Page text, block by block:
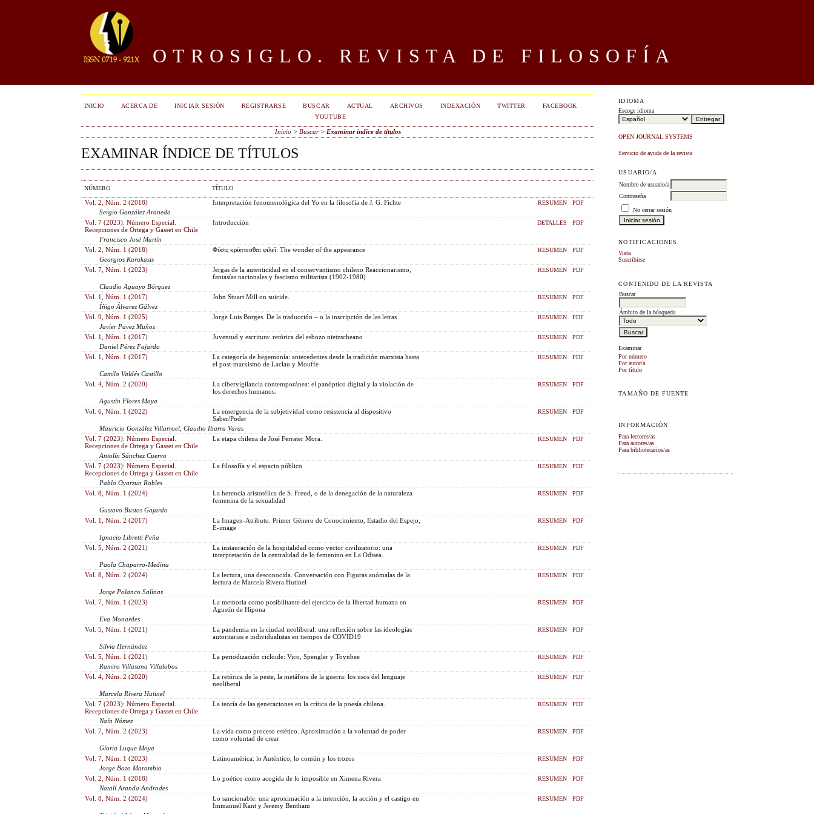
OTROSIGLO. REVISTA DE FILOSOFÍA
IDIOMA
Escoge idioma
OPEN JOURNAL SYSTEMS
Servicio de ayuda de la revista
USUARIO/A
Nombre de usuario/a
Contraseña
No cerrar sesión
NOTIFICACIONES
Vista
Suscribirse
CONTENIDO DE LA REVISTA
Buscar
Ámbito de la búsqueda
Examinar
Por número
Por autor/a
Por título
TAMAÑO DE FUENTE
INFORMACIÓN
Para lectores/as
Para autores/as
Para bibliotecarios/as
INICIO ACERCA DE INICIAR SESIÓN REGISTRARSE BUSCAR ACTUAL ARCHIVOS INDEXACIÓN TWITTER
FACEBOOK
YOUTUBE
Inicio> Buscar> Examinar índice de títulos
EXAMINAR ÍNDICE DE TÍTULOS
NÚMERO TÍTULO
Vol. 2, Núm. 2 (2018) Interpretación fenomenológica del Yo en la filosofía de J. G. Fichte RESUMEN PDF
Sergio González Araneda
Vol. 7 (2023): Número Especial.
Recepciones de Ortega y Gasset en Chile
Introducción DETALLES PDF
Francisco José Martín
Vol. 2, Núm. 1 (2018)
Φύσις κρύπτεσθαι φιλεῖ: The wonder of the appearance RESUMEN PDF
Georgios Karakasis
Vol. 7, Núm. 1 (2023)
Jergas de la autenticidad en el conservantismo chileno Reaccionarismo,
fantasías nacionales y fascismo militarista (1902-1980)
RESUMEN PDF
Claudio Aguayo Bórquez
Vol. 1, Núm. 1 (2017)
John Stuart Mill on suicide. RESUMEN PDF
Íñigo Álvarez Gálvez
Vol. 9, Núm. 1 (2025)
Jorge Luis Borges. De la traducción – o la inscripción de las letras RESUMEN PDF
Javier Pavez Muñoz
Vol. 1, Núm. 1 (2017)
Juventud y escritura: retórica del esbozo nietzscheano RESUMEN PDF
Daniel Pérez Fajardo
Vol. 1, Núm. 1 (2017)
La categoría de hegemonía: antecedentes desde la tradición marxista hasta
el post-marxismo de Laclau y Mouffe
RESUMEN PDF
Camilo Valdés Castillo
Vol. 4, Núm. 2 (2020)
La cibervigilancia contemporánea: el panóptico digital y la violación de
los derechos humanos.
RESUMEN PDF
Agustín Flores Maya
Vol. 6, Núm. 1 (2022)
La emergencia de la subjetividad como resistencia al dispositivo
Saber/Poder
RESUMEN PDF
Mauricio González Villarroel, Claudio Ibarra Varas
Vol. 7 (2023): Número Especial.
Recepciones de Ortega y Gasset en Chile
La etapa chilena de José Ferrater Mora. RESUMEN PDF
Antolín Sánchez Cuervo
Vol. 7 (2023): Número Especial.
Recepciones de Ortega y Gasset en Chile
La filosofía y el espacio público RESUMEN PDF
Pablo Oyarzun Robles
Vol. 8, Núm. 1 (2024)
La herencia aristotélica de S. Freud, o de la denegación de la naturaleza
femenina de la sexualidad
RESUMEN PDF
Gustavo Bustos Gajardo
Vol. 1, Núm. 2 (2017)
La Imagen-Atributo. Primer Género de Conocimiento, Estadio del Espejo,
E-image
RESUMEN PDF
Ignacio Libretti Peña
Vol. 5, Núm. 2 (2021)
La instauración de la hospitalidad como vector civilizatorio: una
interpretación de la centralidad de lo femenino en La Odisea.
RESUMEN PDF
Paola Chaparro-Medina
Vol. 8, Núm. 2 (2024)
La lectura, una desconocida. Conversación con Figuras anómalas de la
lectura de Marcela Rivera Hutinel
RESUMEN PDF
Jorge Polanco Salinas
Vol. 7, Núm. 1 (2023)
La memoria como posibilitante del ejercicio de la libertad humana en
Agustín de Hipona
RESUMEN PDF
Eva Monardes
Vol. 5, Núm. 1 (2021)
La pandemia en la ciudad neoliberal: una reflexión sobre las ideologías
autoritarias e individualistas en tiempos de COVID19
RESUMEN PDF
Silvia Hernández
Vol. 5, Núm. 1 (2021)
La periodización cicloide: Vico, Spengler y Toynbee RESUMEN PDF
Ramiro Villasana Villalobos
Vol. 4, Núm. 2 (2020)
La retórica de la peste, la metáfora de la guerra: los usos del lenguaje
neoliberal
RESUMEN PDF
Marcela Rivera Hutinel
Vol. 7 (2023): Número Especial.
Recepciones de Ortega y Gasset en Chile
La teoría de las generaciones en la crítica de la poesía chilena. RESUMEN PDF
Naín Nómez
Vol. 7, Núm. 2 (2023)
La vida como proceso estético. Aproximación a la voluntad de poder
como voluntad de crear
RESUMEN PDF
Gloria Luque Moya
Vol. 7, Núm. 1 (2023)
Latinoamérica: lo Auténtico, lo común y los trozos RESUMEN PDF
Jorge Bozo Marambio
Vol. 2, Núm. 1 (2018)
Lo poético como acogida de lo imposible en Ximena Rivera RESUMEN PDF
Natalí Aranda Andrades
Vol. 8, Núm. 2 (2024)
Lo sancionable: una aproximación a la intención, la acción y el castigo en
Immanuel Kant y Jeremy Bentham
RESUMEN PDF